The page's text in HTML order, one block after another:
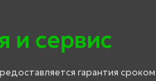
и сервис
гарантия